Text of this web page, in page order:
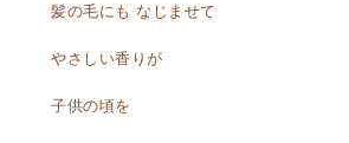
髪の毛にも なじませて
やさしい香りが
子供の頃を